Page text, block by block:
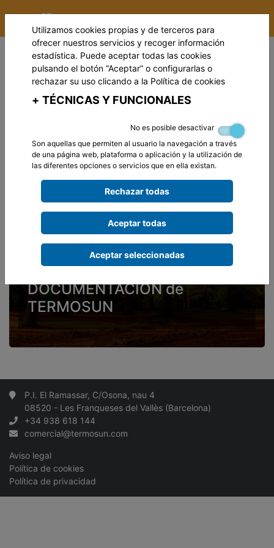
BIENVENIDOS A LA ÁREA DE
DOCUMENTACIÓN de
TERMOSUN
P.I. El Ramassar, C/Osona, nau 4
08520 - Les Franqueses del Vallès (Barcelona)
+34 938 618 144
comercial@termosun.com
Aviso legal
Política de cookies
Política de privacidad
Utilizamos cookies propias y de terceros para
ofrecer nuestros servicios y recoger información
estadística. Puede aceptar todas las cookies
pulsando el botón “Aceptar” o configurarlas o
rechazar su uso clicando a la Política de cookies
+ TÉCNICAS Y FUNCIONALES
No es posible desactivar
Son aquellas que permiten al usuario la navegación a través
de una página web, plataforma o aplicación y la utilización de
las diferentes opciones o servicios que en ella existan.
Rechazar todas
Aceptar todas
Aceptar seleccionadas